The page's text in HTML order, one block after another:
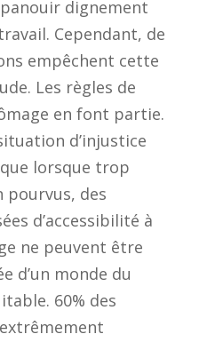
dignement
Cependant, de
empêchent cette
Les règles de
en font partie.
d’injustice
lorsque trop
pourvus, des
d’accessibilité à
ne peuvent être
d’un monde du
60% des